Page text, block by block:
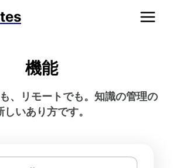
機能
、リモートでも。知識の管理の
しいあり方です。